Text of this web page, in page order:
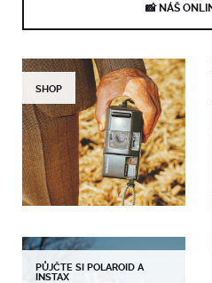
📸 NÁŠ
SHOP
PŮJČTE SI POLAROID A
INSTAX